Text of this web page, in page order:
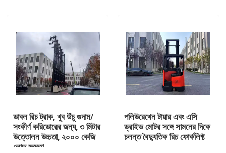
ডাবল রিচ ট্রাক, খুব উঁচু গুদাম/
সংকীর্ণ করিডোরের জন্য, ৩ মিটার
উত্তোলন উচ্চতা, ২০০০ কেজি
লোড ক্ষমতা
পলিউরেথেন টায়ার এবং এসি
ড্রাইভ মোটর সঙ্গে সামনের দিকে
চলন্ত বৈদ্যুতিক রিচ ফোর্কলিফ্ট